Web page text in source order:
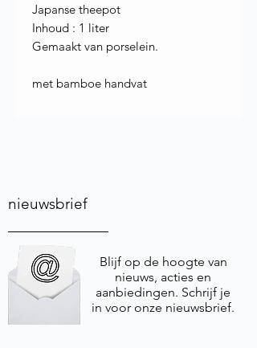
Japanse theepot
Inhoud : 1 liter
Gemaakt van porselein.
met bamboe handvat
nieuwsbrief
Blijf op de hoogte van
nieuws, acties en
aanbiedingen. Schrijf je
in voor onze nieuwsbrief.